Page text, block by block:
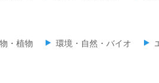
・植物 環境・自然・バイオ